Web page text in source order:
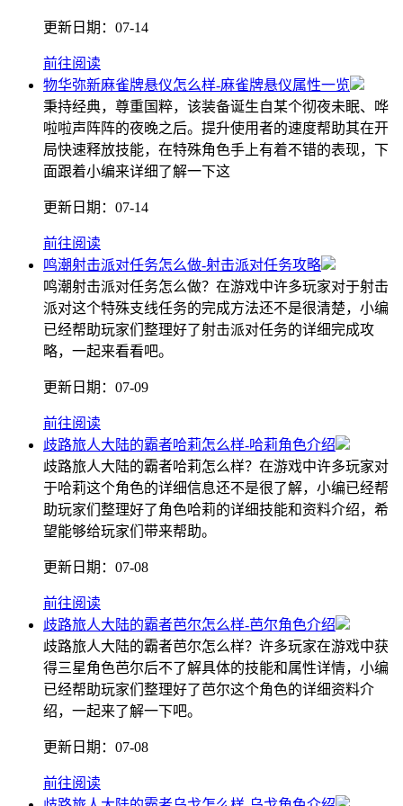
更新日期： 07-14
前往阅读
物华弥新麻雀牌悬仪怎么样-麻雀牌悬仪属性一览
秉持经典，尊重国粹，该装备诞生自某个彻夜未眠、哗
啦啦声阵阵的夜晚之后。提升使用者的速度帮助其在开
局快速释放技能，在特殊角色手上有着不错的表现，下
面跟着小编来详细了解一下这
更新日期： 07-14
前往阅读
鸣潮射击派对任务怎么做-射击派对任务攻略
鸣潮射击派对任务怎么做？在游戏中许多玩家对于射击
派对这个特殊支线任务的完成方法还不是很清楚，小编
已经帮助玩家们整理好了射击派对任务的详细完成攻
略，一起来看看吧。
更新日期： 07-09
前往阅读
歧路旅人大陆的霸者哈莉怎么样-哈莉角色介绍
歧路旅人大陆的霸者哈莉怎么样？在游戏中许多玩家对
于哈莉这个角色的详细信息还不是很了解，小编已经帮
助玩家们整理好了角色哈莉的详细技能和资料介绍，希
望能够给玩家们带来帮助。
更新日期： 07-08
前往阅读
歧路旅人大陆的霸者芭尔怎么样-芭尔角色介绍
歧路旅人大陆的霸者芭尔怎么样？许多玩家在游戏中获
得三星角色芭尔后不了解具体的技能和属性详情，小编
已经帮助玩家们整理好了芭尔这个角色的详细资料介
绍，一起来了解一下吧。
更新日期： 07-08
前往阅读